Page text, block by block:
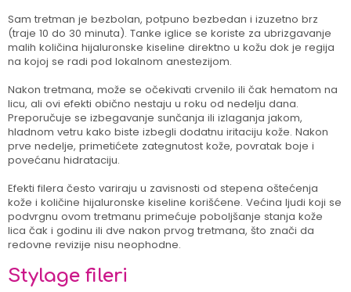
Sam tretman je bezbolan, potpuno bezbedan i izuzetno brz
(traje 10 do 30 minuta). Tanke iglice se koriste za ubrizgavanje
malih količina hijaluronske kiseline direktno u kožu dok je regija
na kojoj se radi pod lokalnom anestezijom.
Nakon tretmana, može se očekivati crvenilo ili čak hematom na
licu, ali ovi efekti obično nestaju u roku od nedelju dana.
Preporučuje se izbegavanje sunčanja ili izlaganja jakom,
hladnom vetru kako biste izbegli dodatnu iritaciju kože. Nakon
prve nedelje, primetićete zategnutost kože, povratak boje i
povećanu hidrataciju.
Efekti filera često variraju u zavisnosti od stepena oštećenja
kože i količine hijaluronske kiseline korišćene. Većina ljudi koji se
podvrgnu ovom tretmanu primećuje poboljšanje stanja kože
lica čak i godinu ili dve nakon prvog tretmana, što znači da
redovne revizije nisu neophodne.
Stylage fileri